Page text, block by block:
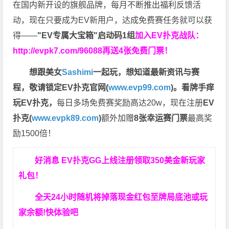
在国内新开设的旗舰品牌，每月不断推出福利反馈活
动，现在只要成为EV新用户，达成免费赛任务就可以获
得——"EV专属大宝箱"启动码1组加入EV扑克战队：
http://evpk7.com/96088再送4张免费门票！
想跟美女Sashimi一起玩，想知道最新资讯与赛
程，敬请锁定EV扑克官网(www.evp99.com)。看牌手痒
玩EV扑克，每日多场免费赛奖励高达20w，现在注册EV
扑克(www.evpk89.com)额外加赠8张幸运赛门票最高奖
励1500倍！
好消息 EV扑克GG上线注册领取350美金新玩家
礼包！
全天24小时随机将掉落现金红包至牌局底池或玩
家余额!快体验吧